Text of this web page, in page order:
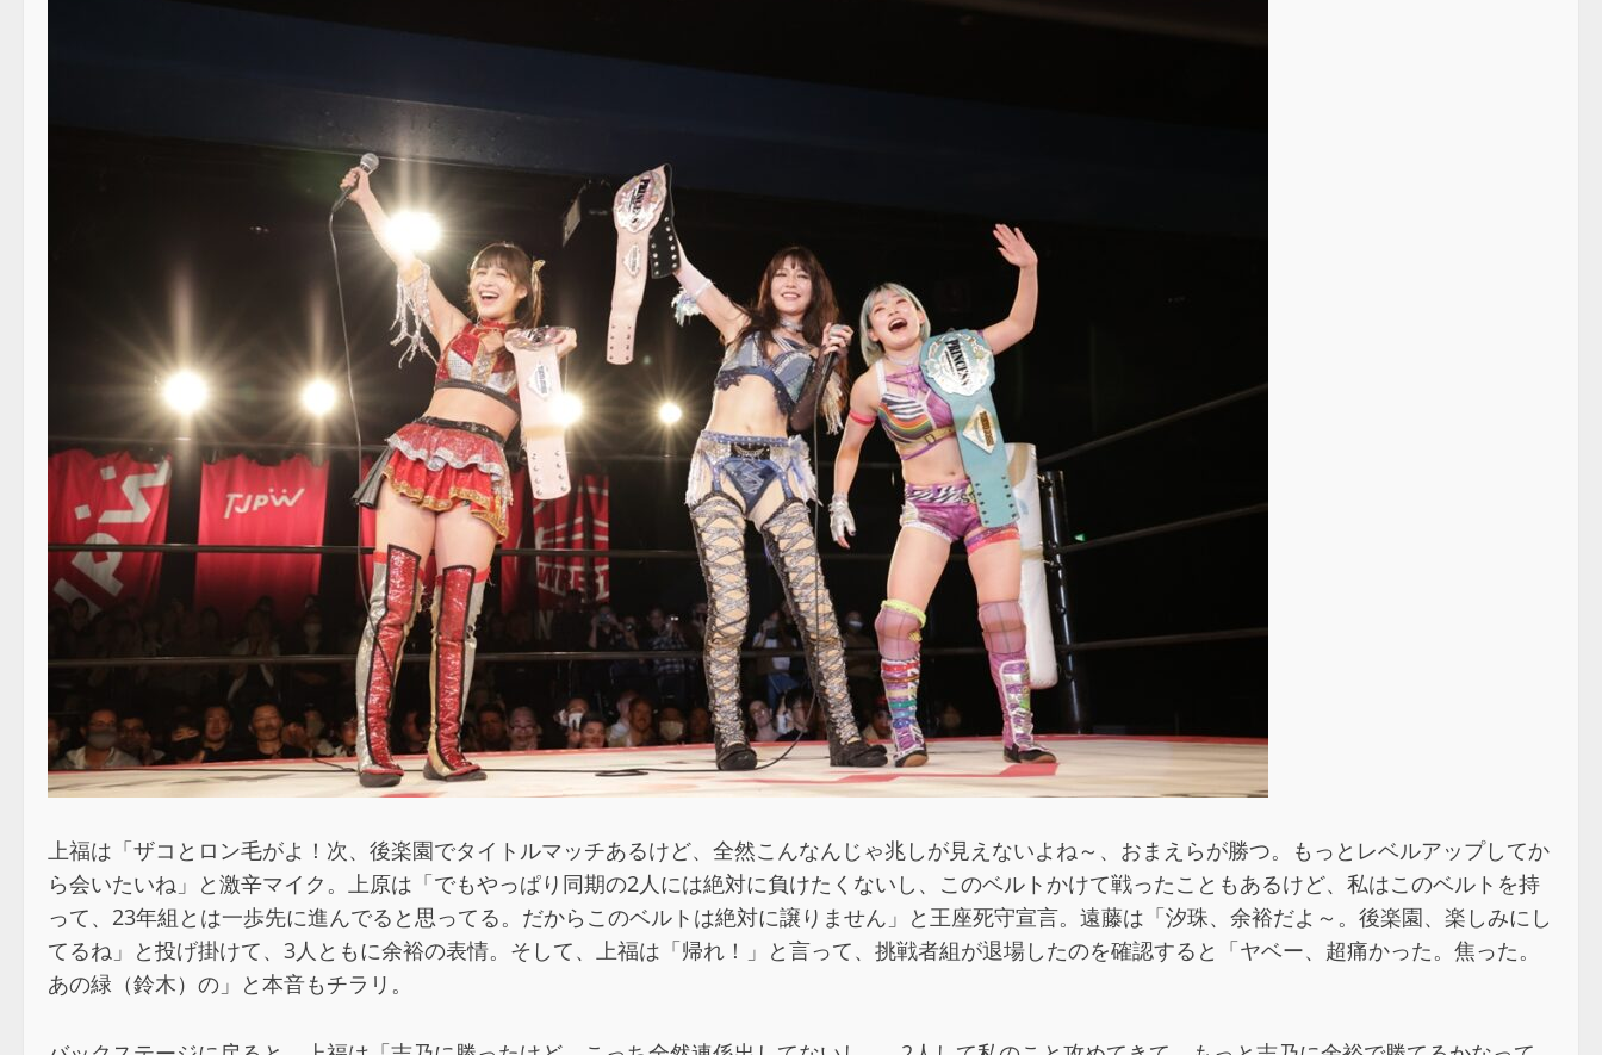
上福は「ザコとロン毛がよ！次、後楽園でタイトルマッチあるけど、全然こんなんじゃ兆しが見えないよね～、おまえらが勝つ。もっとレベルアップしてか
ら会いたいね」と激辛マイク。上原は「でもやっぱり同期の2人には絶対に負けたくないし、このベルトかけて戦ったこともあるけど、私はこのベルトを持
って、23年組とは一歩先に進んでると思ってる。だからこのベルトは絶対に譲りません」と王座死守宣言。遠藤は「汐珠、余裕だよ～。後楽園、楽しみにし
てるね」と投げ掛けて、3人ともに余裕の表情。そして、上福は「帰れ！」と言って、挑戦者組が退場したのを確認すると「ヤベー、超痛かった。焦った。
あの緑（鈴木）の」と本音もチラリ。